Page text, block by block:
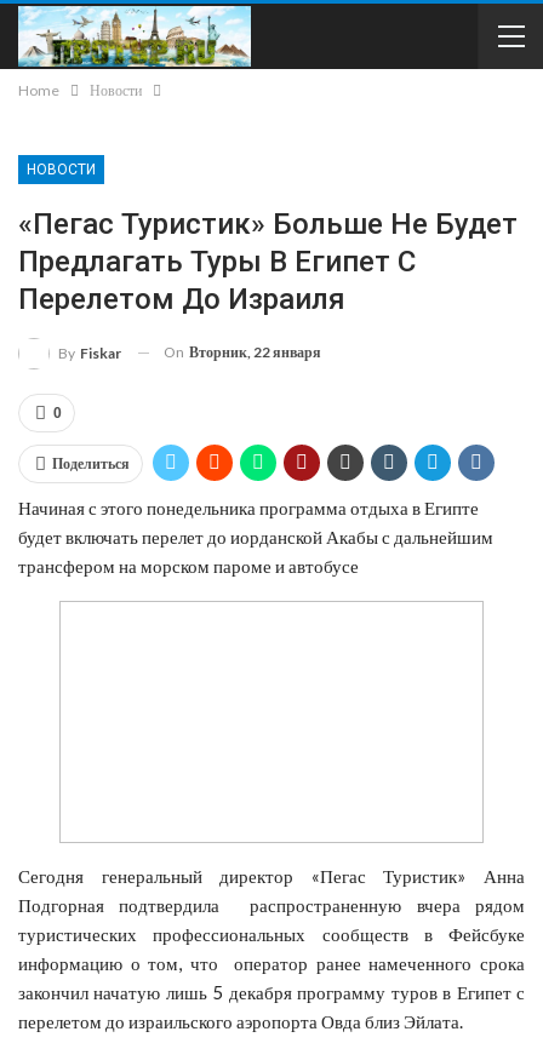
Home Новости
НОВОСТИ
«Пегас Туристик» Больше Не Будет
Предлагать Туры В Египет С
Перелетом До Израиля
By Fiskar On Вторник, 22 января
0
Поделиться
Начиная с этого понедельника программа отдыха в Египте
будет включать перелет до иорданской Акабы с дальнейшим
трансфером на морском пароме и автобусе
Сегодня генеральный директор «Пегас Туристик» Анна
Подгорная подтвердила распространенную вчера рядом
туристических профессиональных сообществ в Фейсбуке
информацию о том, что оператор ранее намеченного срока
закончил начатую лишь 5 декабря программу туров в Египет с
перелетом до израильского аэропорта Овда близ Эйлата.